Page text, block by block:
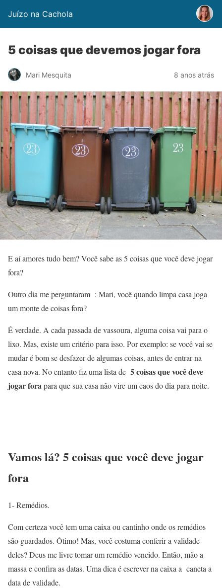
Juízo na Cachola
5 coisas que devemos jogar fora
Mari Mesquita 8 anos atrás
E aí amores tudo bem? Você sabe as 5 coisas que você deve jogar
fora?
Outro dia me perguntaram : Mari, você quando limpa casa joga
um monte de coisas fora?
É verdade. A cada passada de vassoura, alguma coisa vai para o
lixo. Mas, existe um critério para isso. Por exemplo: se você vai se
mudar é bom se desfazer de algumas coisas, antes de entrar na
casa nova. No entanto fiz uma lista de 5 coisas que você deve
jogar forapara que sua casa não vire um caos do dia para noite.
Vamos lá? 5 coisas que você deve jogar
fora
1- Remédios.
Com certeza você tem uma caixa ou cantinho onde os remédios
são guardados. Ótimo! Mas, você costuma conferir a validade
deles? Deus me livre tomar um remédio vencido. Então, mão a
massa e confira as datas. Uma dica é escrever na caixa a caneta a
data de validade.